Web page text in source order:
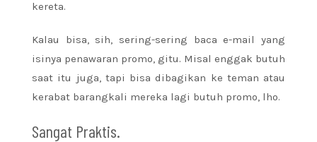
kereta.
Kalau bisa, sih, sering-sering baca e-mail yang
isinya penawaran promo, gitu. Misal enggak butuh
saat itu juga, tapi bisa dibagikan ke teman atau
kerabat barangkali mereka lagi butuh promo, lho.
Sangat Praktis.